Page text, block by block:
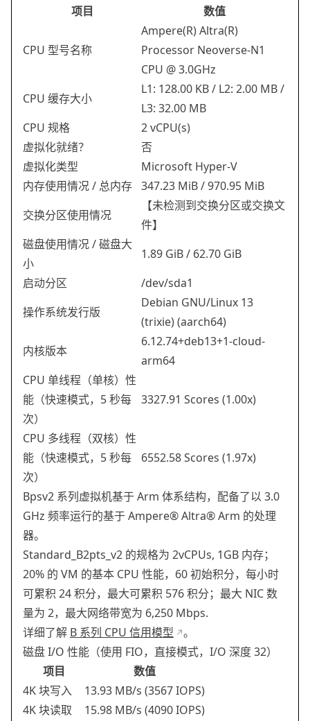
项目
数值
CPU 型号名称
Ampere(R) Altra(R)
Processor Neoverse-N1
CPU @ 3.0GHz
CPU 缓存大小
L1: 128.00 KB / L2: 2.00 MB /
L3: 32.00 MB
CPU 规格
2 vCPU(s)
虚拟化就绪？
否
虚拟化类型
Microsoft Hyper-V
内存使用情况 / 总内存 347.23 MiB / 970.95 MiB
交换分区使用情况
【未检测到交换分区或交换文
件】
磁盘使用情况 / 磁盘大
小
1.89 GiB / 62.70 GiB
启动分区
/dev/sda1
操作系统发行版
Debian GNU/Linux 13
(trixie) (aarch64)
内核版本
6.12.74+deb13+1-cloud-
arm64
CPU 单线程（单核）性
能（快速模式，5 秒每
次）
3327.91 Scores (1.00x)
CPU 多线程（双核）性
能（快速模式，5 秒每
次）
6552.58 Scores (1.97x)
Bpsv2 系列虚拟机基于 Arm 体系结构，配备了以 3.0
GHz 频率运行的基于 Ampere® Altra® Arm 的处理
器。
Standard_B2pts_v2 的规格为 2vCPUs, 1GB 内存；
20% 的 VM 的基本 CPU 性能，60 初始积分，每小时
可累积 24 积分，最大可累积 576 积分；最大 NIC 数
量为 2，最大网络带宽为 6,250 Mbps.
详细了解 B 系列 CPU 信用模型
。
磁盘 I/O 性能（使用 FIO，直接模式，I/O 深度 32）
项目
数值
4K 块写入
13.93 MB/s (3567 IOPS)
4K 块读取
15.98 MB/s (4090 IOPS)